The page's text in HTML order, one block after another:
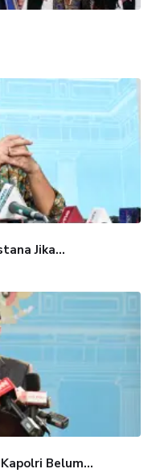
Jika...
Belum...